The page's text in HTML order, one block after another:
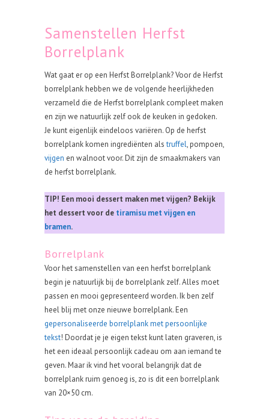
Samenstellen Herfst
Borrelplank
Wat gaat er op een Herfst Borrelplank? Voor de Herfst
borrelplank hebben we de volgende heerlijkheden
verzameld die de Herfst borrelplank compleet maken
en zijn we natuurlijk zelf ook de keuken in gedoken.
Je kunt eigenlijk eindeloos variëren. Op de herfst
borrelplank komen ingrediënten alstruffel, pompoen,
vijgen en walnoot voor. Dit zijn de smaakmakers van
de herfst borrelplank.
TIP! Een mooi dessert maken met vijgen? Bekijk
het dessert voor de tiramisu met vijgen en
bramen.
Borrelplank
Voor het samenstellen van een herfst borrelplank
begin je natuurlijk bij de borrelplank zelf. Alles moet
passen en mooi gepresenteerd worden. Ik ben zelf
heel blij met onze nieuwe borrelplank. Een
gepersonaliseerde borrelplank met persoonlijke
tekst! Doordat je je eigen tekst kunt laten graveren, is
het een ideaal persoonlijk cadeau om aan iemand te
geven. Maar ik vind het vooral belangrijk dat de
borrelplank ruim genoeg is, zo is dit een borrelplank
van 20×50 cm.